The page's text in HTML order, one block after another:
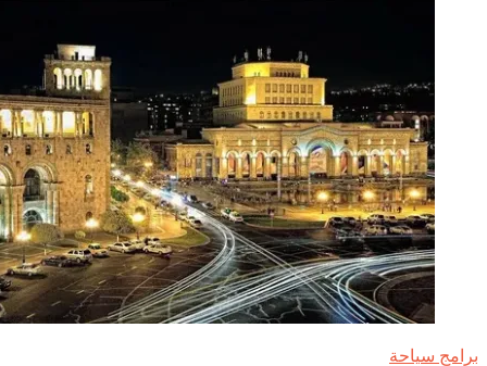
سياحة